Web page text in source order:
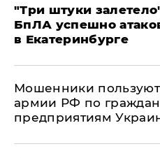
"Три штуки
БпЛА успешно
в Екатеринбурге
Мошенники
армии РФ по
предприятиям